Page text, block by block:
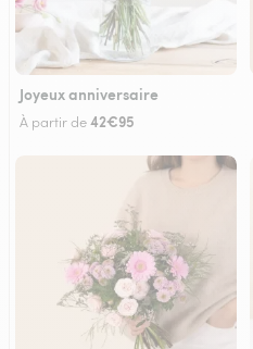
Joyeux anniversaire
À partir de42€95